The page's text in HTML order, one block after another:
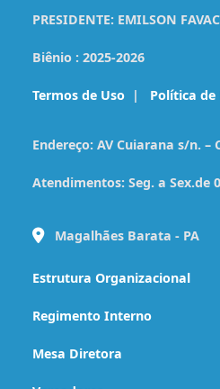
PRESIDENTE: EMILSON
Biênio : 2025-2026
Termos de Uso | Política de
Endereço: AV Cuiarana s/n. –
Atendimentos: Seg. a Sex.de
Magalhães Barata - PA
Estrutura Organizacional
Regimento Interno
Mesa Diretora